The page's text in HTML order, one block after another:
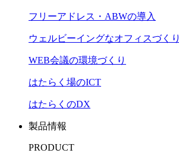
フリーアドレス・ABWの導入
ウェルビーイングなオフィスづくり
WEB会議の環境づくり
はたらく場のICT
はたらくのDX
製品情報
PRODUCT